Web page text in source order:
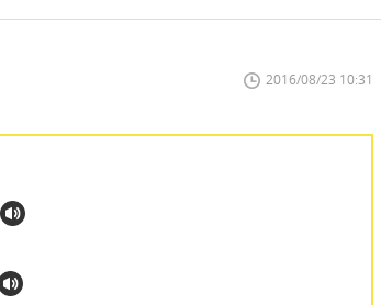
2016/08/23 10:31